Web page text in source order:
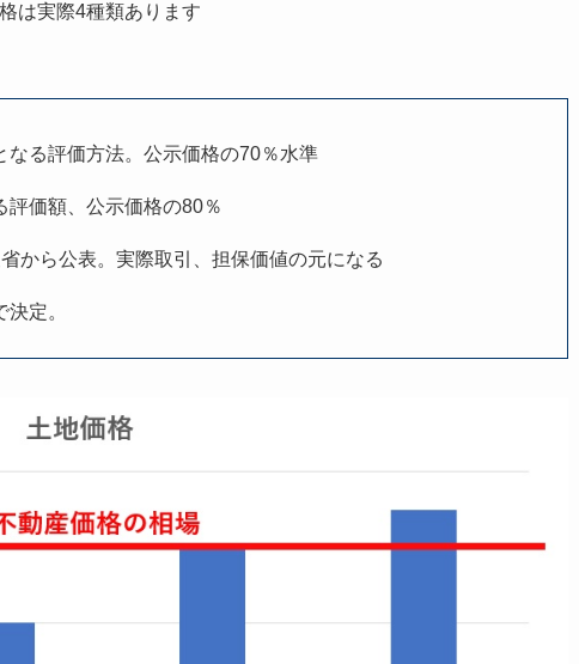
は実際4種類あります
なる評価方法。公示価格の70％水準
評価額、公示価格の80％
から公表。実際取引、担保価値の元になる
定。